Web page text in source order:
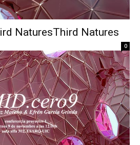
NaturesThird Natures
0